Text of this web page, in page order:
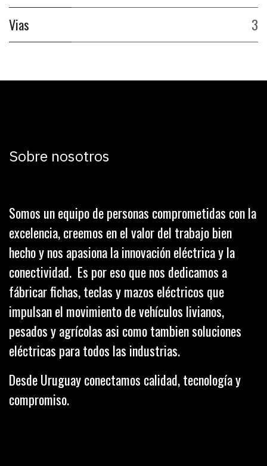
Vias
3
Sobre nosotros
Somos un equipo de personas comprometidas con la
excelencia, creemos en el valor del trabajo bien
hecho y nos apasiona la innovación eléctrica y la
conectividad. Es por eso que nos dedicamos a
fábricar fichas, teclas y mazos eléctricos que
impulsan el movimiento de vehículos livianos,
pesados y agrícolas asi como tambien soluciones
eléctricas para todos las industrias.
Desde Uruguay conectamos calidad, tecnología y
compromiso.